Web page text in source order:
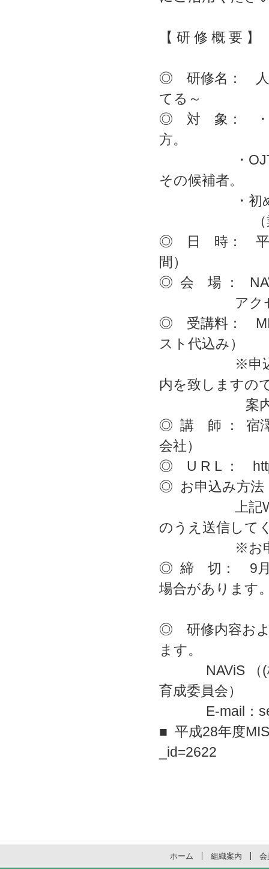
【 研 修 概 要 】
◎ 研修名： 人
てる～
◎ 対 象： ・「
方。
・OJTでメ
その候補者。
・初めて後
（業種・職
◎ 日 時： 平成
間）
◎ 会 場 ：
アクセス ：
◎ 受講料：
スト代込み）
※申込締切後
内を致しますの
案内に従っ
◎ 講 師 ： 宿澤
会社）
◎ U R L ：
◎ お申込み方法
上記Webペ
のうえ送信して
※お申し込み
◎ 締 切： 9月
場合があります
◎ 研修内容およ
ます。
NAViS （(株)
育成委員会）
E-mail：
■ 平成28年度
_id=2622
ホーム 組織案内 会